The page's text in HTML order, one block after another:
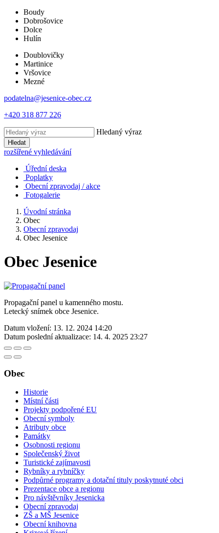
Boudy
Dobrošovice
Dolce
Hulín
Doublovičky
Martinice
Vršovice
Mezné
podatelna@jesenice-obec.cz
+420 318 877 226
Hledaný výraz
Hledat
rozšířené vyhledávání
Úřední deska
Poplatky
Obecní zpravodaj / akce
Fotogalerie
Úvodní stránka
Obec
Obecní zpravodaj
Obec Jesenice
Obec Jesenice
Propagační panel u kamenného mostu.
Letecký snímek obce Jesenice.
Datum vložení: 13. 12. 2024 14:20
Datum poslední aktualizace: 14. 4. 2025 23:27
Obec
Historie
Místní části
Projekty podpořené EU
Obecní symboly
Atributy obce
Památky
Osobnosti regionu
Společenský život
Turistické zajímavosti
Rybníky a rybníčky
Podpůrné programy a dotační tituly poskytnuté obci
Prezentace obce a regionu
Pro návštěvníky Jesenicka
Obecní zpravodaj
ZŠ a MŠ Jesenice
Obecní knihovna